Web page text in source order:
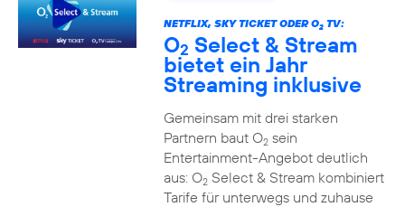
NETFLIX, SKY TICKET ODER O2TV:
O2 Select & Stream
bietet ein Jahr
Streaming inklusive
Gemeinsam mit drei starken
Partnern baut O2sein
Entertainment-Angebot deutlich
aus: O2Select & Stream kombiniert
Tarife für unterwegs und zuhause